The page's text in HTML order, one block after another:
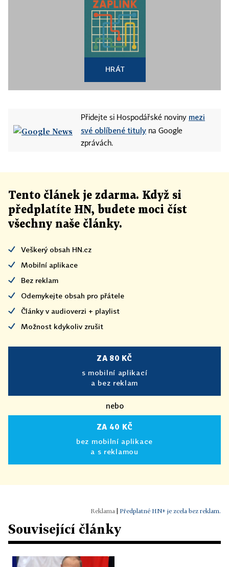
HRÁT
Přidejte si Hospodářské noviny mezi
své oblíbené tituly na Google
zprávách.
Tento článek je zdarma. Když si
předplatíte HN, budete moci číst
všechny naše články.
Veškerý obsah HN.cz
Mobilní aplikace
Bez reklam
Odemykejte obsah pro přátele
Články v audioverzi + playlist
Možnost kdykoliv zrušit
ZA 80 KČ
s mobilní aplikací
a bez reklam
nebo
ZA 40 KČ
bez mobilní aplikace
a s reklamou
Předplatné HN+ je zcela bez reklam.
Související články